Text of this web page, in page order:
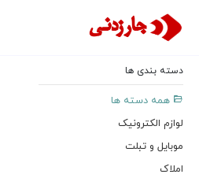
دسته بندی ها
همه دسته ها
لوازم الکترونیک
موبایل و تبلت
املاک